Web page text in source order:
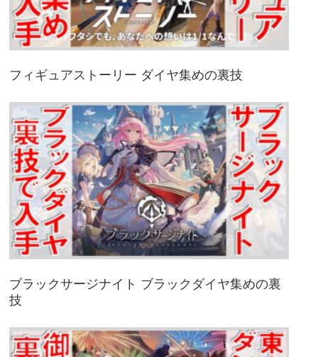
フィギュアストーリー ダイヤ集めの裏技
ブラックサージナイト ブラックダイヤ集めの裏
技